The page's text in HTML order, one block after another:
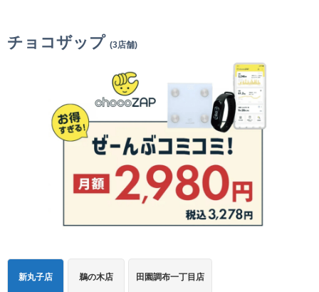
チョコザップ (3店舗)
新丸子店 鵜の木店 田園調布一丁目店